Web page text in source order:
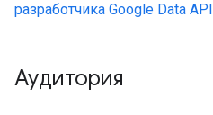
разработчика Google Data API
Аудитория